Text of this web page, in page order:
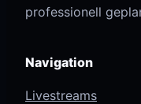
professionell
Navigation
Livestreams